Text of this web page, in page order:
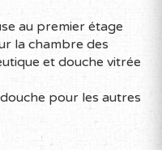
au premier étage
la chambre des
et douche vitrée
pour les autres